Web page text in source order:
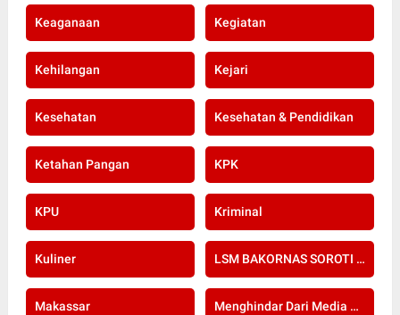
Keaganaan Kegiatan
Kehilangan Kejari
Kesehatan Kesehatan & Pendidikan
Ketahan Pangan KPK
KPU Kriminal
Kuliner LSM BAKORNAS SOROTI RE-SERTIFIKASI KOMPETENSI APOTEKER YANG DI SELENGGARAKAN OLEH KOLEGIUM FARMASI
Makassar Menghindar Dari Media Setelah Terbongkar Kasus Dugaan Gratifikasi Komisioner KPU Kota Bogor